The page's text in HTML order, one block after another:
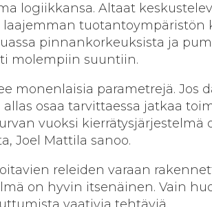
logiikkansa. Altaat
tuotantoympäristön
pinnankorkeuksista ja
molempiin suuntiin.
monenlaisia parametrejä. Jos
osaa tarvittaessa jatkaa
vuoksi kierrätysjärjestelmä
Joel Mattila sanoo.
releiden varaan
on hyvin itsenäinen. Vain